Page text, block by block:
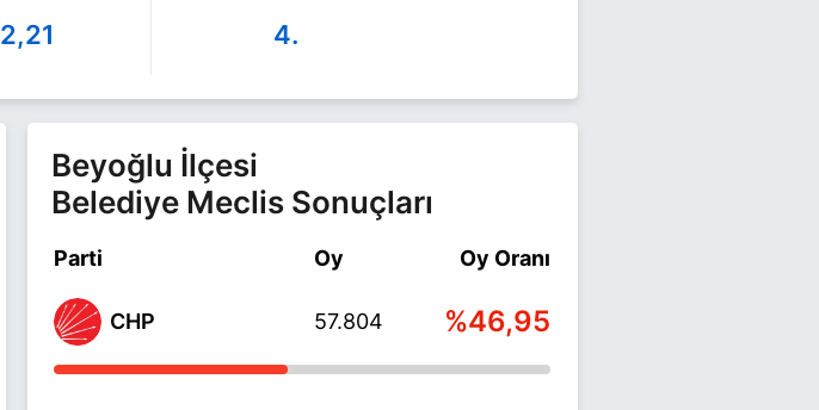
4.
Beyoğlu İlçesi
Belediye Meclis Sonuçları
Parti Oy Oy Oranı
CHP 57.804 %46,95